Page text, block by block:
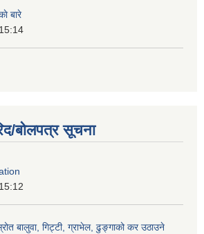
बारे
बोलपत्र सूचना
बालुवा, गिट्टी, ग्राभेल, ढुङ्गाको कर उठाउने